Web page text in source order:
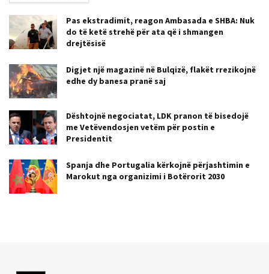
Pas ekstradimit, reagon Ambasada e SHBA: Nuk
do të ketë strehë për ata që i shmangen
drejtësisë
Digjet një magazinë në Bulqizë, flakët rrezikojnë
edhe dy banesa pranë saj
Dështojnë negociatat, LDK pranon të bisedojë
me Vetëvendosjen vetëm për postin e
Presidentit
Spanja dhe Portugalia kërkojnë përjashtimin e
Marokut nga organizimi i Botërorit 2030